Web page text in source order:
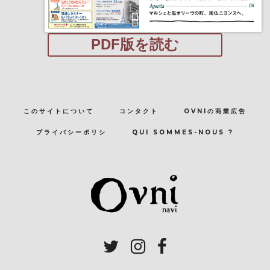
PDF版を読む
このサイトについて コンタクト OVNIの商業広告
プライバシーポリシ QUI SOMMES-NOUS ?